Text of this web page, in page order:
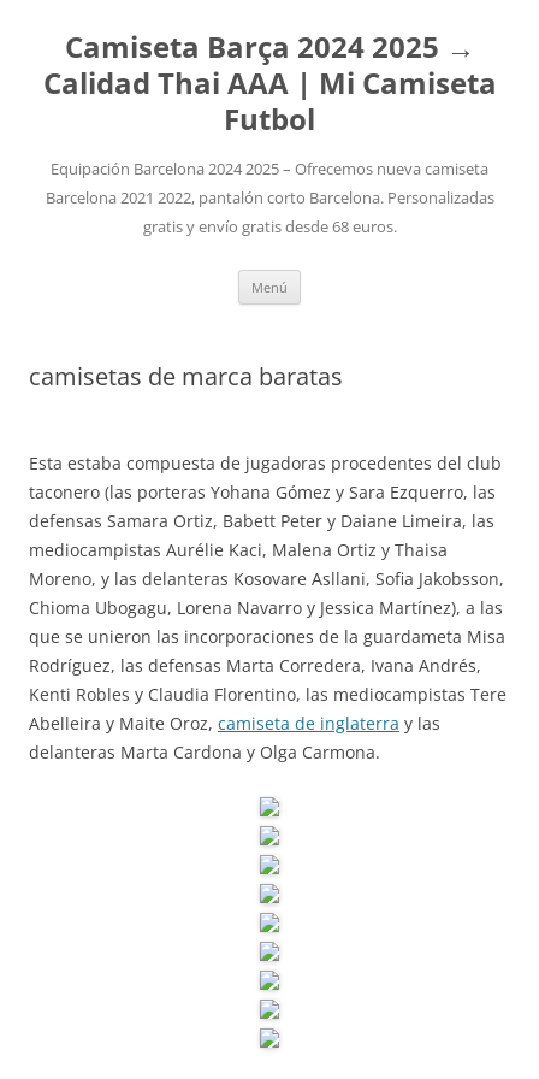
Camiseta Barça 2024 2025 →
Calidad Thai AAA | Mi Camiseta
Futbol
Equipación Barcelona 2024 2025 – Ofrecemos nueva camiseta
Barcelona 2021 2022, pantalón corto Barcelona. Personalizadas
gratis y envío gratis desde 68 euros.
Menú
camisetas de marca baratas
Esta estaba compuesta de jugadoras procedentes del club
taconero (las porteras Yohana Gómez y Sara Ezquerro, las
defensas Samara Ortiz, Babett Peter y Daiane Limeira, las
mediocampistas Aurélie Kaci, Malena Ortiz y Thaisa
Moreno, y las delanteras Kosovare Asllani, Sofia Jakobsson,
Chioma Ubogagu, Lorena Navarro y Jessica Martínez), a las
que se unieron las incorporaciones de la guardameta Misa
Rodríguez, las defensas Marta Corredera, Ivana Andrés,
Kenti Robles y Claudia Florentino, las mediocampistas Tere
Abelleira y Maite Oroz, camiseta de inglaterra y las
delanteras Marta Cardona y Olga Carmona.